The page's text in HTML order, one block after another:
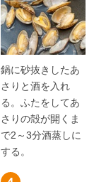
鍋に砂抜きしたあ
さりと酒を入れ
る。ふたをしてあ
さりの殻が開くま
で2～3分酒蒸しに
する。